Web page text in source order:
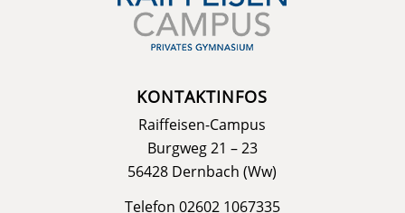
KONTAKTINFOS
Raiffeisen-Campus
Burgweg 21 – 23
56428 Dernbach (Ww)
Telefon 02602 1067335